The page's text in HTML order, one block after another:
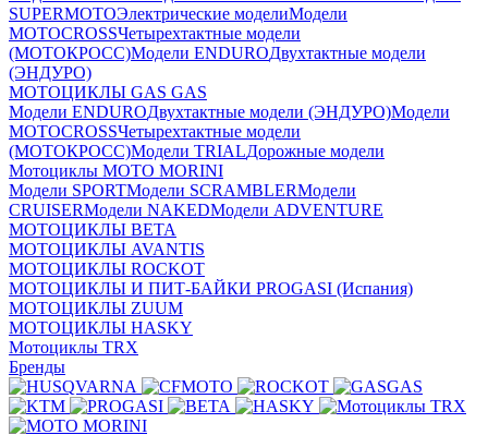
SUPERMOTOЭлектрические моделиМодели
MOTOCROSSЧетырехтактные модели
(МОТОКРОСС)Модели ENDUROДвухтактные модели
(ЭНДУРО)
МОТОЦИКЛЫ GAS GAS
Модели ENDUROДвухтактные модели (ЭНДУРО)Модели
MOTOCROSSЧетырехтактные модели
(МОТОКРОСС)Модели TRIALДорожные модели
Мотоциклы MOTO MORINI
Модели SPORTМодели SCRAMBLERМодели
CRUISERМодели NAKEDМодели ADVENTURE
МОТОЦИКЛЫ BETA
МОТОЦИКЛЫ AVANTIS
МОТОЦИКЛЫ ROCKOT
МОТОЦИКЛЫ И ПИТ-БАЙКИ PROGASI (Испания)
МОТОЦИКЛЫ ZUUM
МОТОЦИКЛЫ HASKY
Мотоциклы TRX
Бренды